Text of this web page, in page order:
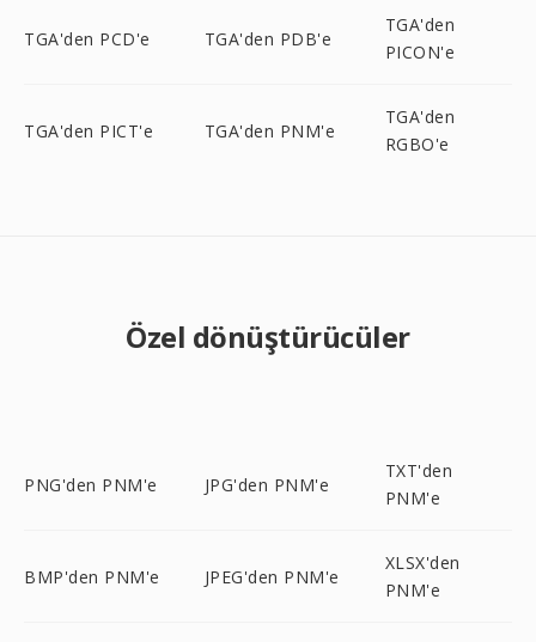
TGA'den PCD'e TGA'den PDB'e
TGA'den
PICON'e
TGA'den PICT'e TGA'den PNM'e
TGA'den
RGBO'e
Özel dönüştürücüler
PNG'den PNM'e JPG'den PNM'e
TXT'den
PNM'e
BMP'den PNM'e JPEG'den PNM'e
XLSX'den
PNM'e